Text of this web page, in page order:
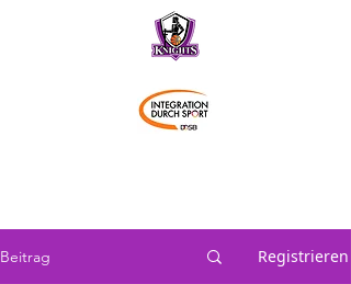
Beitrag Registrieren